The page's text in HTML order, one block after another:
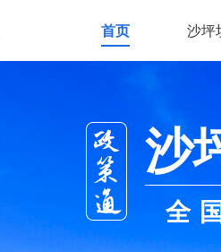
首页 沙坪
沙
全